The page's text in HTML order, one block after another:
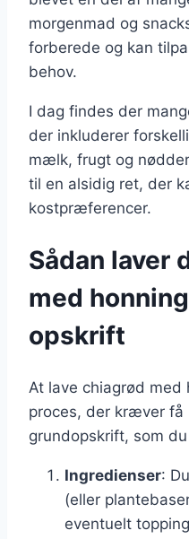
morgenmad og
forberede og kan
behov.
I dag findes der
der inkluderer
mælk, frugt og
til en alsidig ret, der
kostpræferencer.
Sådan laver
med
opskrift
At lave chiagrød med
proces, der kræver få
grundopskrift, som
Ingredienser:
(eller
eventuelt